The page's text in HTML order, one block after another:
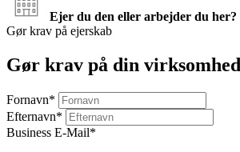
Ejer du den eller arbejder du her?
Gør krav på ejerskab
Gør krav på din
Fornavn*
Efternavn*
Business E-Mail*